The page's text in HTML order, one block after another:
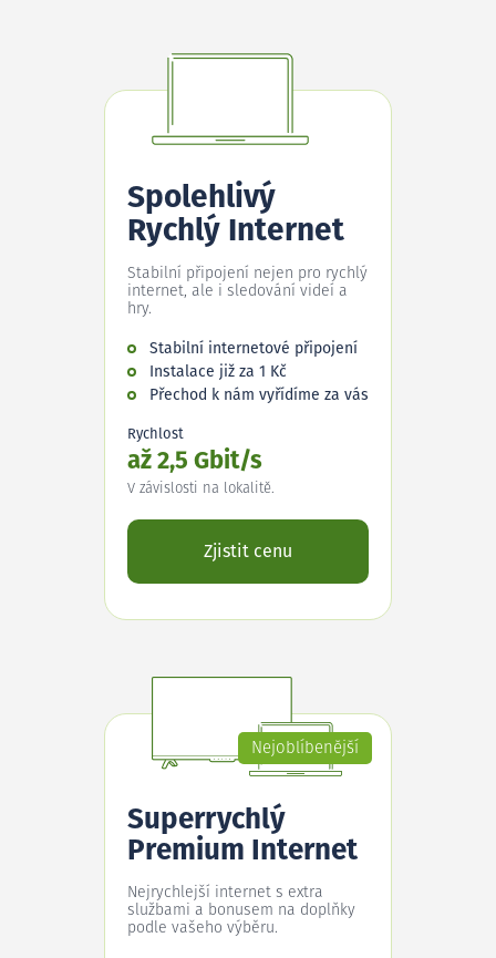
Spolehlivý
Rychlý Internet
Stabilní připojení nejen pro rychlý
internet, ale i sledování videí a
hry.
Stabilní internetové připojení
Instalace již za 1 Kč
Přechod k nám vyřídíme za vás
Rychlost
až 2,5 Gbit/s
V závislosti na lokalitě.
Zjistit cenu
Nejoblíbenější
Superrychlý
Premium Internet
Nejrychlejší internet s extra
službami a bonusem na doplňky
podle vašeho výběru.